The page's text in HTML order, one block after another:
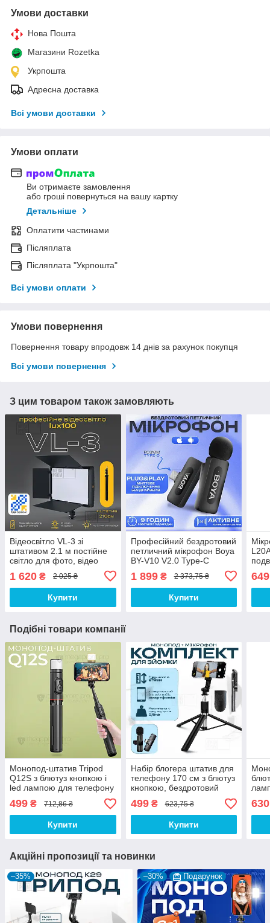
Умови доставки
Нова Пошта
Магазини Rozetka
Укрпошта
Адресна доставка
Всі умови доставки
Умови оплати
Ви отримаєте замовлення
або гроші повернуться на вашу картку
Детальніше
Оплатити частинами
Післяплата
Післяплата "Укрпошта"
Всі умови оплати
Умови повернення
Повернення товару впродовж 14 днів за рахунок покупця
Всі умови повернення
З цим товаром також замовляють
Відеосвітло VL-3 зі
штативом 2.1 м постійне
світло для фото, відео
лампа для фону. Студійне
світло
1 620 ₴ 2 025 ₴
Купити
Професійний бездротовий
петличний мікрофон Boya
BY-V10 V2.0 Type-C
андроїда
1 899₴ 2 373,75 ₴
Купити
649
Подібні товари компанії
Монопод-штатив Tripod
Q12S з блютуз кнопкою і
led лампою для телефону
з пультом палиця для
селфі
499 ₴ 712,86 ₴
Купити
Набір блогера штатив для
телефону 170 см з блютуз
кнопкою, бездротовий
мікрофон петличка з Type-
C/Lightning
499₴ 623,75 ₴
Купити
630
Акційні пропозиції та новинки
–35% –30% Подарунок